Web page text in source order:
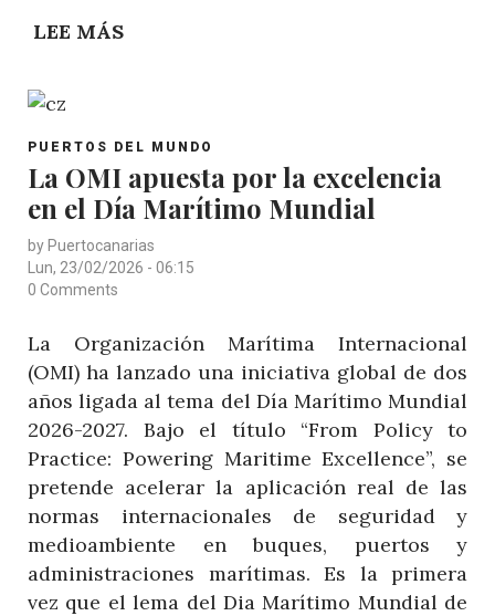
LEE MÁS
PANAMÁ
HACE
HISTORIA
CON
SU
NEOPANAMAX
POST
PUERTOS DEL MUNDO
La OMI apuesta por la excelencia
en el Día Marítimo Mundial
by Puertocanarias
Lun, 23/02/2026 - 06:15
0 Comments
La Organización Marítima Internacional
(OMI) ha lanzado una iniciativa global de dos
años ligada al tema del Día Marítimo Mundial
2026-2027. Bajo el título “From Policy to
Practice: Powering Maritime Excellence”, se
pretende acelerar la aplicación real de las
normas internacionales de seguridad y
medioambiente en buques, puertos y
administraciones marítimas. Es la primera
vez que el lema del Dia Marítimo Mundial de